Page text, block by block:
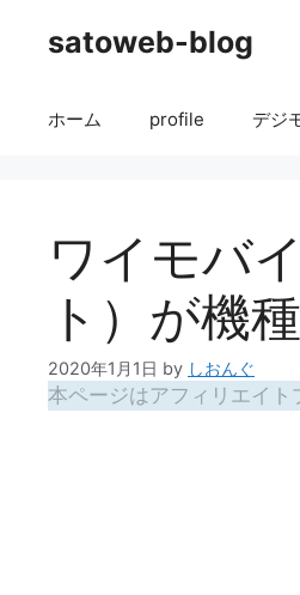
satoweb-blog
ホーム profile デジ
ワイモバ
ト）が機
2020年1月1日 by しおんぐ
本ページはアフィリエイト